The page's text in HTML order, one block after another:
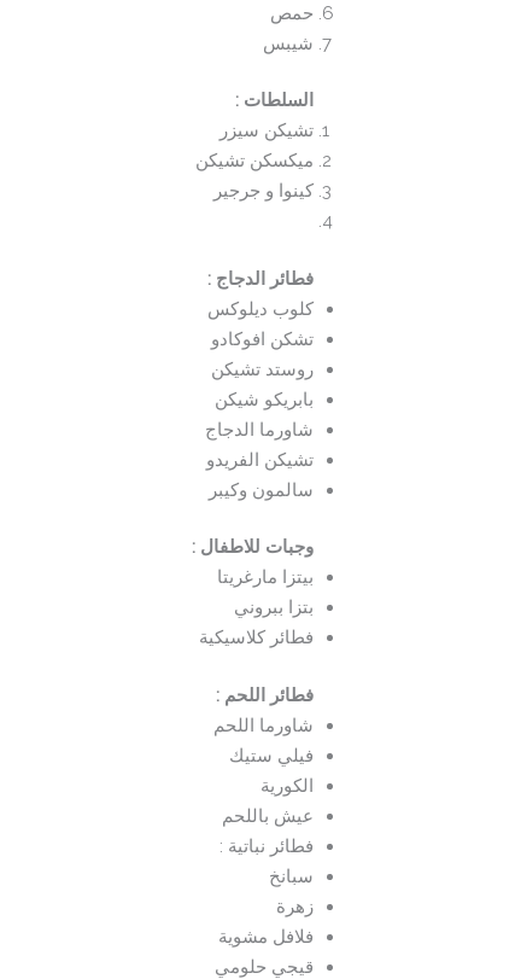
حمص
شيبس
السلطات :
تشيكن سيزر
ميكسكن تشيكن
كينوا و جرجير
فطائر الدجاج :
كلوب ديلوكس
تشكن افوكادو
روستد تشيكن
بابريكو شيكن
شاورما الدجاج
تشيكن الفريدو
سالمون وكيبر
وجبات للاطفال :
بيتزا مارغريتا
بتزا ببروني
فطائر كلاسيكية
فطائر اللحم :
شاورما اللحم
فيلي ستيك
الكورية
عيش باللحم
فطائر نباتية :
سبانخ
زهرة
فلافل مشوية
قيجي حلومي